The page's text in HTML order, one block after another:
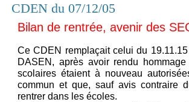
CDEN du 07/12/05
Bilan de rentrée, avenir des
Ce CDEN remplaçait celui du
DASEN, après avoir rendu
scolaires étaient à nouveau
commun et que, sauf avis contraire
rentrer dans les écoles.